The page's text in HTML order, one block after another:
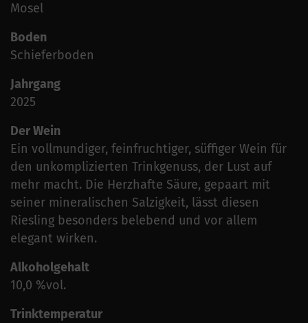
Mosel
Boden
Schieferboden
Jahrgang
2025
Der Wein
Ein vollmundiger, feinfruchtiger, süffiger Wein für
den unkomplizierten Trinkgenuss, der Lust auf
mehr macht. Die Herzhafte Säure, gepaart mit
seiner mineralischen Salzigkeit, lässt diesen
Riesling besonders belebend und vor allem
elegant wirken.
Alkoholgehalt
10,0 %vol.
Trinktemperatur